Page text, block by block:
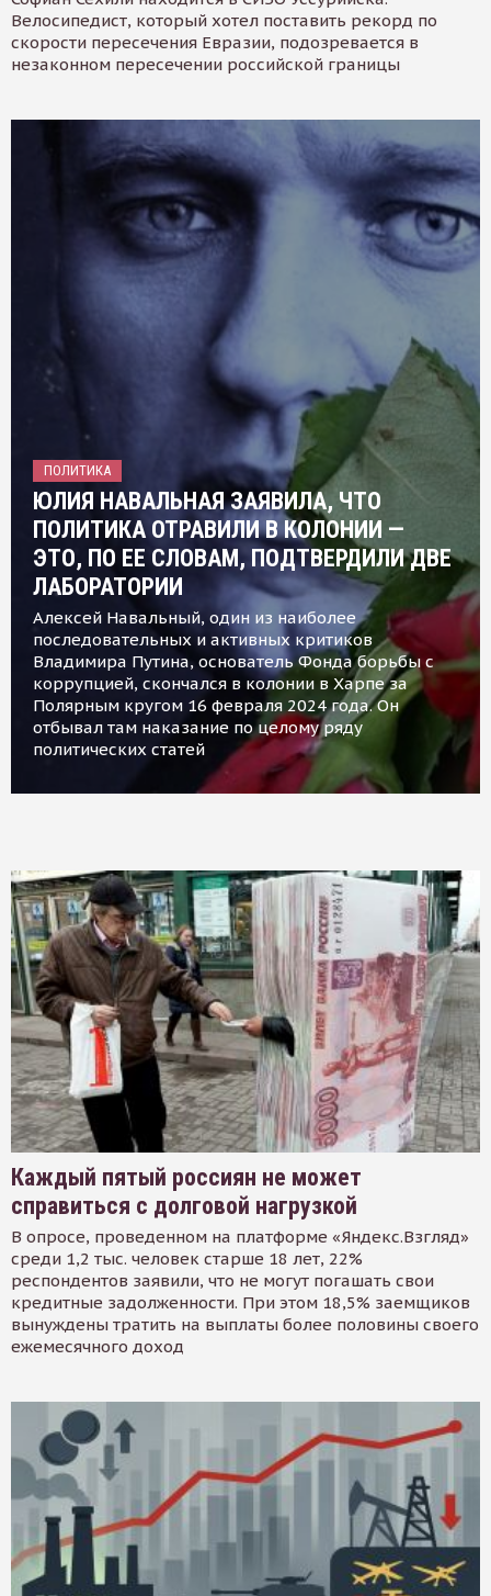
Велосипедист, который хотел поставить рекорд по
скорости пересечения Евразии, подозревается в
незаконном пересечении российской границы
ПОЛИТИКА
ЮЛИЯ НАВАЛЬНАЯ ЗАЯВИЛА, ЧТО
ПОЛИТИКА ОТРАВИЛИ В КОЛОНИИ —
ЭТО, ПО ЕЕ СЛОВАМ, ПОДТВЕРДИЛИ ДВЕ
ЛАБОРАТОРИИ
Алексей Навальный, один из наиболее
последовательных и активных критиков
Владимира Путина, основатель Фонда борьбы с
коррупцией, скончался в колонии в Харпе за
Полярным кругом 16 февраля 2024 года. Он
отбывал там наказание по целому ряду
политических статей
Каждый пятый россиян не может
справиться с долговой нагрузкой
В опросе, проведенном на платформе «Яндекс.Взгляд»
среди 1,2 тыс. человек старше 18 лет, 22%
респондентов заявили, что не могут погашать свои
кредитные задолженности. При этом 18,5% заемщиков
вынуждены тратить на выплаты более половины своего
ежемесячного доход